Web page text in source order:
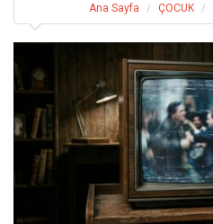
Ana Sayfa ÇOCUK